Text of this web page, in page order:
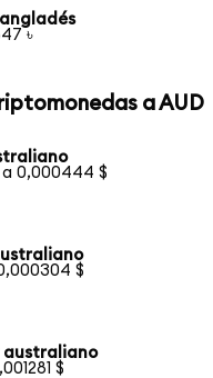
৳
a AUD
a 0,000444 $
$
australiano
$